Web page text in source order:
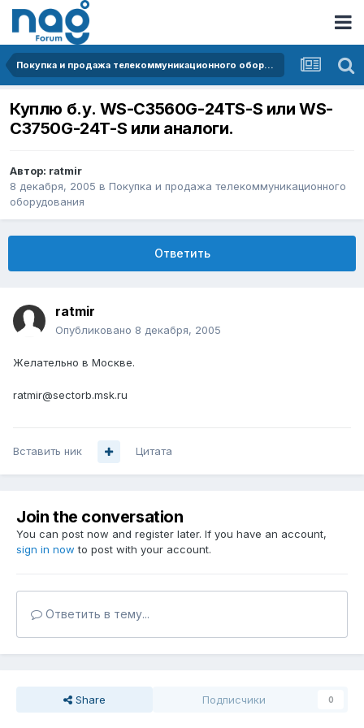
Покупка и продажа телекоммуникационного оборудования
Куплю б.у. WS-C3560G-24TS-S или WS-
C3750G-24T-S или аналоги.
Автор: ratmir
8 декабря, 2005 в Покупка и продажа телекоммуникационного
оборудования
Ответить
ratmir
Опубликовано 8 декабря, 2005
Желательно в Москве.
ratmir@sectorb.msk.ru
Вставить ник Цитата
Join the conversation
You can post now and register later. If you have an account,
sign in now to post with your account.
Ответить в тему...
Share Подписчики 0